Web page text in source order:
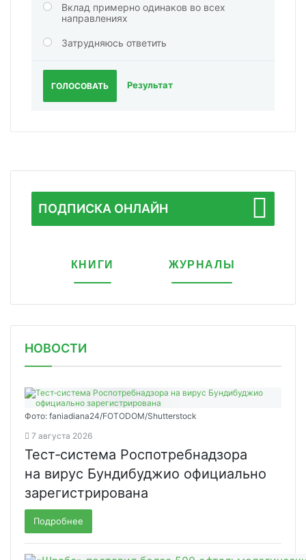
Вклад примерно одинаков во всех
направлениях
Затрудняюсь ответить
ГОЛОСОВАТЬ Результат
ПОДПИСКА ОНЛАЙН
КНИГИ ЖУРНАЛЫ
НОВОСТИ
Фото: faniadiana24/FOTODOM/Shutterstock
7 августа 2026
Тест‑система Роспотребнадзора
на вирус Бундибуджио официально
зарегистрирована
Подробнее